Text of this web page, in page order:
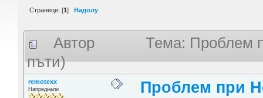
Страници: [1] Надолу
Автор
Тема: Проблем
пъти)
remotexx
Напреднали Проблем при